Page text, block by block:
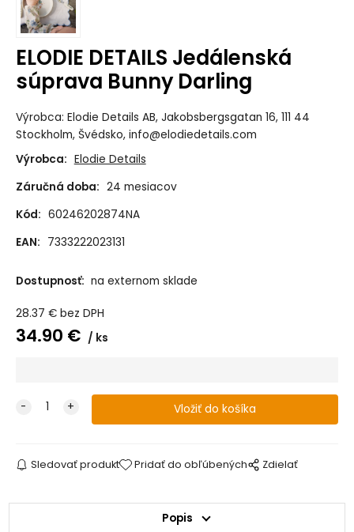
ELODIE DETAILS Jedálenská
súprava Bunny Darling
Výrobca: Elodie Details AB, Jakobsbergsgatan 16, 111 44
Stockholm, Švédsko, info@elodiedetails.com
Výrobca: Elodie Details
Záručná doba: 24 mesiacov
Kód: 60246202874NA
EAN: 7333222023131
Dostupnosť: na externom sklade
28.37 € bez DPH
34.90 € ks
Sledovať produkt Pridať do obľúbených Zdielať
Popis